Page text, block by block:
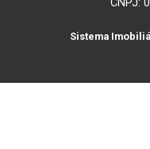
CNPJ:
Sistema